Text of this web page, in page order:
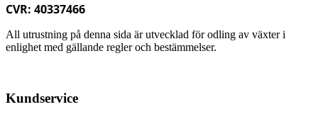
CVR: 40337466
All utrustning på denna sida är utvecklad för odling av växter i
enlighet med gällande regler och bestämmelser.
Kundservice